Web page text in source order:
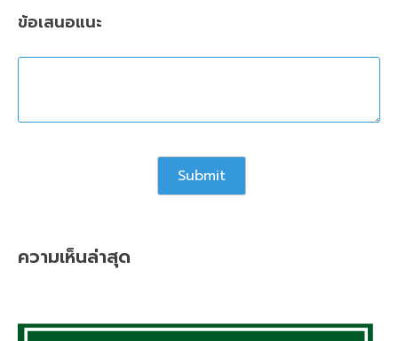
ข้อเสนอแนะ
ความเห็นล่าสุด